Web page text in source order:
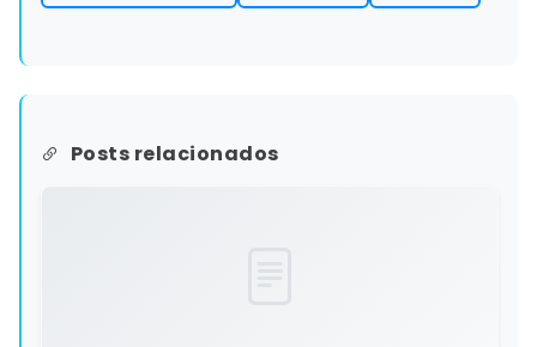
Posts relacionados